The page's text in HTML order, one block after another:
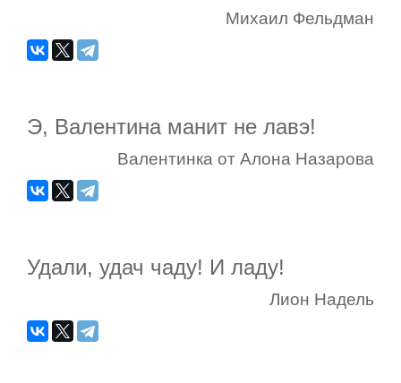
Михаил Фельдман
Э, Валентина манит не лавэ!
Валентинка от Алона Назарова
Удали, удач чаду! И ладу!
Лион Надель